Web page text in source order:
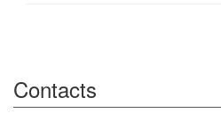
Contacts